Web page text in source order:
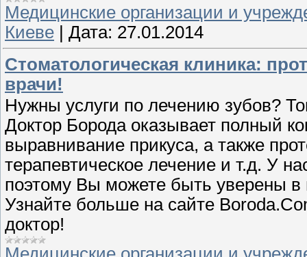
Медицинские организации и
Киеве | Дата: 27.01.2014
Стоматологическая клиника:
врачи!
Нужны услуги по лечению зубов?
Доктор Борода оказывает полный
выравнивание прикуса, а также
терапевтическое лечение и т.д. У
поэтому Вы можете быть уверены в
Узнайте больше на сайте
доктор!